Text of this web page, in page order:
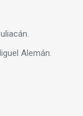
Alemán.